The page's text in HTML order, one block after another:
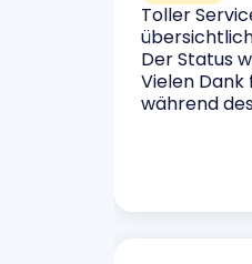
Toller
Der Status
Vielen
während